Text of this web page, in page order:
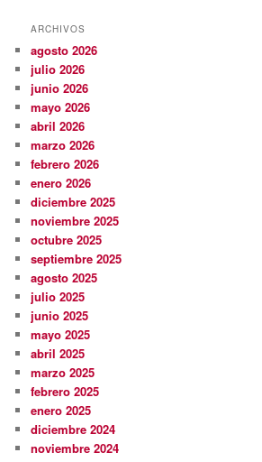
ARCHIVOS
agosto 2026
julio 2026
junio 2026
mayo 2026
abril 2026
marzo 2026
febrero 2026
enero 2026
diciembre 2025
noviembre 2025
octubre 2025
septiembre 2025
agosto 2025
julio 2025
junio 2025
mayo 2025
abril 2025
marzo 2025
febrero 2025
enero 2025
diciembre 2024
noviembre 2024